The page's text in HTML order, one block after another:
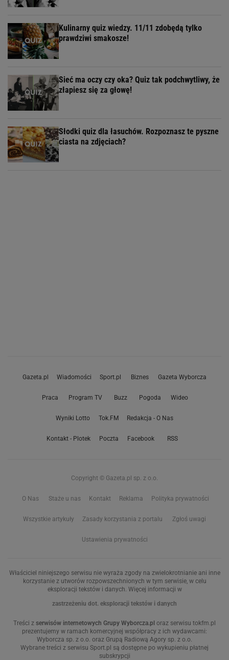
Kulinarny quiz wiedzy. 11/11 zdobędą tylko
prawdziwi smakosze!
Sieć ma oczy czy oka? Quiz tak podchwytliwy, że
złapiesz się za głowę!
Słodki quiz dla łasuchów. Rozpoznasz te pyszne
ciasta na zdjęciach?
Gazeta.pl Wiadomości Sport.pl Biznes Gazeta Wyborcza
Praca Program TV Buzz Pogoda Wideo
Wyniki Lotto Tok.FM Redakcja - O Nas
Kontakt - Plotek Poczta Facebook RSS
Copyright © Gazeta.pl sp. z o.o.
O Nas Staże u nas Kontakt Reklama Polityka prywatności
Wszystkie artykuły Zasady korzystania z portalu Zgłoś uwagi
Ustawienia prywatności
Właściciel niniejszego serwisu nie wyraża zgody na zwielokrotnianie ani inne
korzystanie z utworów rozpowszechnionych w tym serwisie, w celu
eksploracji tekstów i danych. Więcej informacji w
zastrzeżeniu dot. eksploracji tekstów i danych
Treści z serwisów internetowych Grupy Wyborcza.pl oraz serwisu tokfm.pl
prezentujemy w ramach komercyjnej współpracy z ich wydawcami:
Wyborcza sp. z o.o. oraz Grupą Radiową Agory sp. z o.o.
Wybrane treści z serwisu Sport.pl są dostępne po wykupieniu płatnej
subskrypcji